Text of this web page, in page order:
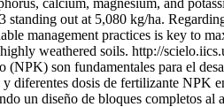
calcium, magnesium, and
out at 5,080 kg/ha.
management practices is key to
weathered soils. http://
son fundamentales para el
dosis de fertilizante NPK
un diseño de bloques completos al